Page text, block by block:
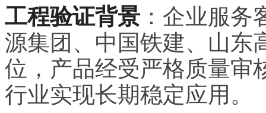
工程验证背景 ：企业服
源集团、中国铁建、山东
位，产品经受严格质量审
行业实现长期稳定应用。